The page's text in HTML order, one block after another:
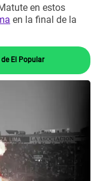
en estos
en la final de la
El Popular